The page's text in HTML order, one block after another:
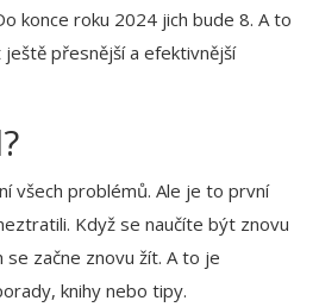
konce roku 2024 jich bude 8. A to
přesnější a efektivnější
všech problémů. Ale je to první
Když se naučíte být znovu
začne znovu žít. A to je
knihy nebo tipy.